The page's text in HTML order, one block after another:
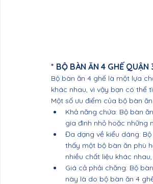
* BỘ BÀN ĂN 4 GHẾ QUẬN
Bộ bàn ăn 4 ghế là một lựa
khác nhau, vì vậy bạn có thể
Một số ưu điểm của bộ bàn
Khả năng chứa: Bộ bàn
gia đình nhỏ hoặc những
Đa dạng về kiểu dáng:
thấy một bộ bàn ăn phù
nhiều chất liệu khác
Giá cả phải chăng: Bộ
này là do bộ bàn ăn 4